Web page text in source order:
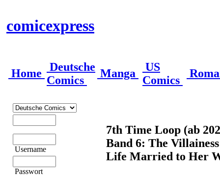
comicexpress
Home
Deutsche
Comics
Manga
US
Comics
Username
Passwort
7th Time Loop (ab
Band 6: The
Life Married to Her